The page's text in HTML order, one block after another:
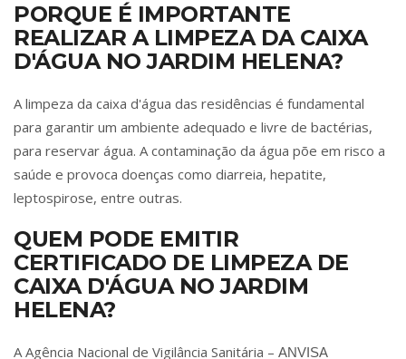
PORQUE É IMPORTANTE
REALIZAR A LIMPEZA DA CAIXA
D'ÁGUA NO JARDIM HELENA?
A limpeza da caixa d'água das residências é fundamental
para garantir um ambiente adequado e livre de bactérias,
para reservar água. A contaminação da água põe em risco a
saúde e provoca doenças como diarreia, hepatite,
leptospirose, entre outras.
QUEM PODE EMITIR
CERTIFICADO DE LIMPEZA DE
CAIXA D'ÁGUA NO JARDIM
HELENA?
A Agência Nacional de Vigilância Sanitária – ANVISA